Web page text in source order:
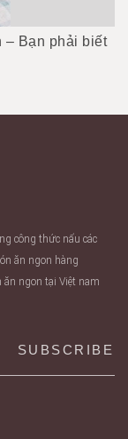
– Bạn phải biết
công thức nấu các
ăn ngon hàng
ngon tại Việt nam